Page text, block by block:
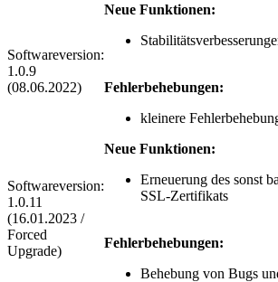
Softwareversion:
1.0.9
(08.06.2022)
Neue Funktionen:
Fehlerbehebungen:
kleinere
Softwareversion:
1.0.11
(16.01.2023 /
Forced
Upgrade)
Neue Funktionen:
Erneuerung des sonst
SSL-Zertifikats
Fehlerbehebungen:
Behebung von Bugs